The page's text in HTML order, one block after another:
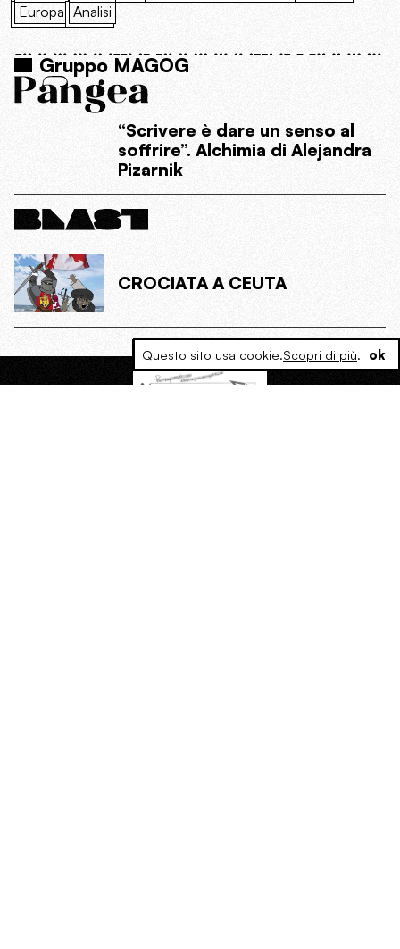
Europa Analisi
Gruppo MAGOG
“Scrivere è dare un senso al
soffrire”. Alchimia di Alejandra
Pizarnik
CROCIATA A CEUTA
Questo sito usa cookie.Scopri di più. ok